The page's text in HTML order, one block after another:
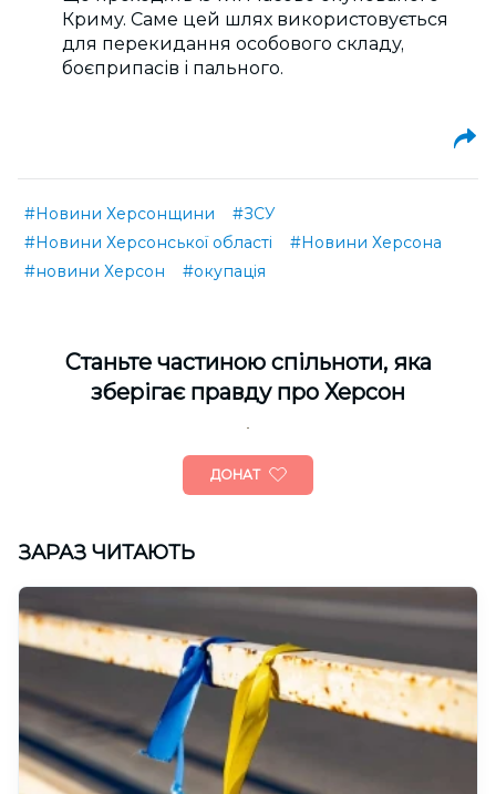
Криму. Саме цей шлях використовується
для перекидання особового складу,
боєприпасів і пального.
#Новини Херсонщини
#ЗСУ
#Новини Херсонської області
#Новини Херсона
#новини Херсон
#окупація
Cтаньте частиною спільноти, яка
зберігає правду про Херсон
ДОНАТ
ЗАРАЗ ЧИТАЮТЬ